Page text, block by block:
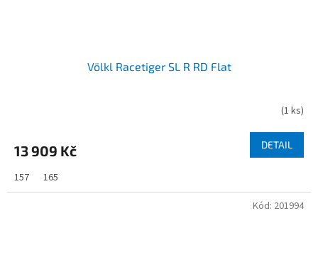
Völkl Racetiger SL R RD Flat
(1 ks)
13 909 Kč DETAIL
157 165
Kód: 201994